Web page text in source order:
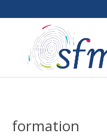
formation